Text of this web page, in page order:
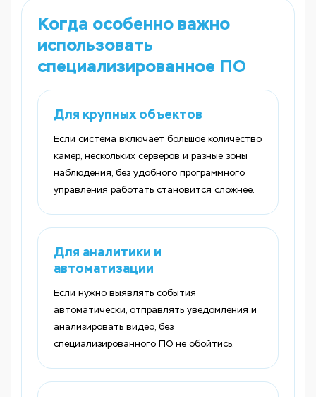
Когда особенно важно
использовать
специализированное ПО
Для крупных объектов
Если система включает большое количество
камер, нескольких серверов и разные зоны
наблюдения, без удобного программного
управления работать становится сложнее.
Для аналитики и
автоматизации
Если нужно выявлять события
автоматически, отправлять уведомления и
анализировать видео, без
специализированного ПО не обойтись.